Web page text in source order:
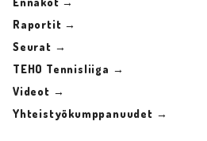
Raportit →
Seurat →
TEHO Tennisliiga →
Videot →
Yhteistyökumppanuudet →